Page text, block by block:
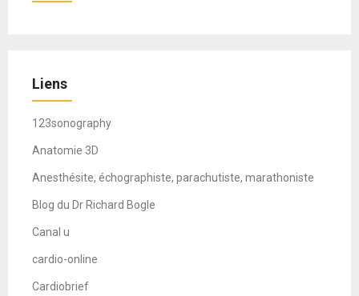
Liens
123sonography
Anatomie 3D
Anesthésite, échographiste, parachutiste, marathoniste
Blog du Dr Richard Bogle
Canal u
cardio-online
Cardiobrief